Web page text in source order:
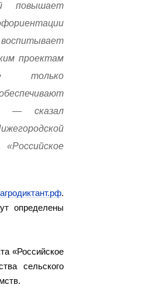
повышает
проектам
только
— сказал
агродиктант.рф.
определены
«Российское
сельского